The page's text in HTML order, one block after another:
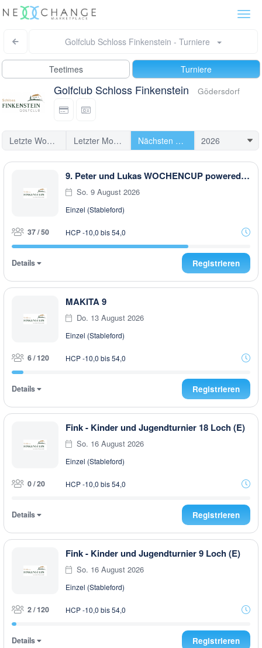
Golfclub Schloss Finkenstein - Turniere
Teetimes Turniere
Golfclub Schloss Finkenstein Gödersdorf
Letzte Woche Letzter Monat Nächsten Turniere
9. Peter und Lukas WOCHENCUP powered by RUBNER & Golfhouse
So. 9 August 2026
Einzel (Stableford)
37 / 50 HCP -10,0 bis 54,0
Details Registrieren
MAKITA 9
Do. 13 August 2026
Einzel (Stableford)
6 / 120 HCP -10,0 bis 54,0
Details Registrieren
Fink - Kinder und Jugendturnier 18 Loch (E)
So. 16 August 2026
Einzel (Stableford)
0 / 20 HCP -10,0 bis 54,0
Details Registrieren
Fink - Kinder und Jugendturnier 9 Loch (E)
So. 16 August 2026
Einzel (Stableford)
2 / 120 HCP -10,0 bis 54,0
Details Registrieren